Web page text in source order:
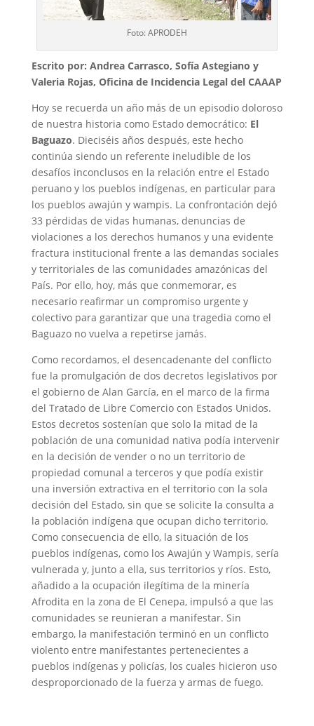
Foto: APRODEH
Escrito por: Andrea Carrasco, Sofía Astegiano y
Valeria Rojas, Oficina de Incidencia Legal del CAAAP
Hoy se recuerda un año más de un episodio doloroso
de nuestra historia como Estado democrático: El
Baguazo. Dieciséis años después, este hecho
continúa siendo un referente ineludible de los
desafíos inconclusos en la relación entre el Estado
peruano y los pueblos indígenas, en particular para
los pueblos awajún y wampis. La confrontación dejó
33 pérdidas de vidas humanas, denuncias de
violaciones a los derechos humanos y una evidente
fractura institucional frente a las demandas sociales
y territoriales de las comunidades amazónicas del
País. Por ello, hoy, más que conmemorar, es
necesario reafirmar un compromiso urgente y
colectivo para garantizar que una tragedia como el
Baguazo no vuelva a repetirse jamás.
Como recordamos, el desencadenante del conflicto
fue la promulgación de dos decretos legislativos por
el gobierno de Alan García, en el marco de la firma
del Tratado de Libre Comercio con Estados Unidos.
Estos decretos sostenían que solo la mitad de la
población de una comunidad nativa podía intervenir
en la decisión de vender o no un territorio de
propiedad comunal a terceros y que podía existir
una inversión extractiva en el territorio con la sola
decisión del Estado, sin que se solicite la consulta a
la población indígena que ocupan dicho territorio.
Como consecuencia de ello, la situación de los
pueblos indígenas, como los Awajún y Wampis, sería
vulnerada y, junto a ella, sus territorios y ríos. Esto,
añadido a la ocupación ilegítima de la minería
Afrodita en la zona de El Cenepa, impulsó a que las
comunidades se reunieran a manifestar. Sin
embargo, la manifestación terminó en un conflicto
violento entre manifestantes pertenecientes a
pueblos indígenas y policías, los cuales hicieron uso
desproporcionado de la fuerza y armas de fuego.